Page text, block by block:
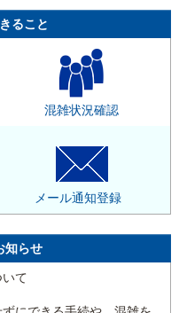
ること
混雑状況確認
メール通知登録
知らせ
て